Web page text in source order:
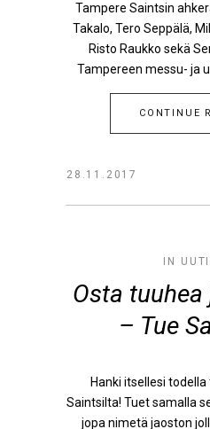
Tampere Saintsin
Takalo, Tero Seppälä,
Risto Raukko sekä
Tampereen messu- ja
CONTINUE
28.11.2017
IN
Osta
– Tue
Hanki itsellesi
Saintsilta! Tuet samalla
jopa nimetä jaoston